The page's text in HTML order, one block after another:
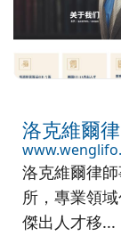
洛克維爾
洛克維爾律
所，專業領
傑出人才移...